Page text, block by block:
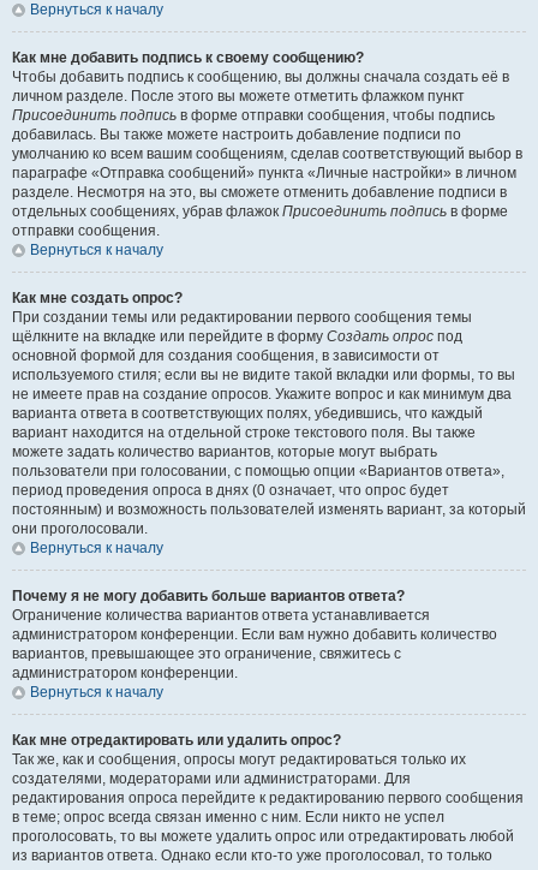
Вернуться к началу
Как мне добавить подпись к своему сообщению?
Чтобы добавить подпись к сообщению, вы должны сначала создать её в
личном разделе. После этого вы можете отметить флажком пункт
Присоединить подпись в форме отправки сообщения, чтобы подпись
добавилась. Вы также можете настроить добавление подписи по
умолчанию ко всем вашим сообщениям, сделав соответствующий выбор в
параграфе «Отправка сообщений» пункта «Личные настройки» в личном
разделе. Несмотря на это, вы сможете отменить добавление подписи в
отдельных сообщениях, убрав флажок Присоединить подпись в форме
отправки сообщения.
Вернуться к началу
Как мне создать опрос?
При создании темы или редактировании первого сообщения темы
щёлкните на вкладке или перейдите в форму Создать опрос под
основной формой для создания сообщения, в зависимости от
используемого стиля; если вы не видите такой вкладки или формы, то вы
не имеете прав на создание опросов. Укажите вопрос и как минимум два
варианта ответа в соответствующих полях, убедившись, что каждый
вариант находится на отдельной строке текстового поля. Вы также
можете задать количество вариантов, которые могут выбрать
пользователи при голосовании, с помощью опции «Вариантов ответа»,
период проведения опроса в днях (0 означает, что опрос будет
постоянным) и возможность пользователей изменять вариант, за который
они проголосовали.
Вернуться к началу
Почему я не могу добавить больше вариантов ответа?
Ограничение количества вариантов ответа устанавливается
администратором конференции. Если вам нужно добавить количество
вариантов, превышающее это ограничение, свяжитесь с
администратором конференции.
Вернуться к началу
Как мне отредактировать или удалить опрос?
Так же, как и сообщения, опросы могут редактироваться только их
создателями, модераторами или администраторами. Для
редактирования опроса перейдите к редактированию первого сообщения
в теме; опрос всегда связан именно с ним. Если никто не успел
проголосовать, то вы можете удалить опрос или отредактировать любой
из вариантов ответа. Однако если кто-то уже проголосовал, то только